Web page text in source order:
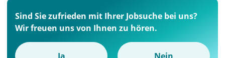
Sind Sie zufrieden mit Ihrer Jobsuche bei uns?
Wir freuen uns von Ihnen zu hören.